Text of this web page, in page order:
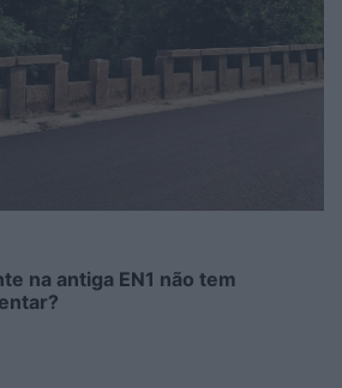
na antiga EN1 não tem